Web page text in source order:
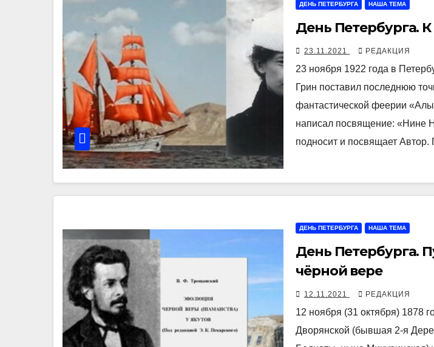
ДЕНЬ ПЕТЕРБУРГА НАША ТЕМА
День Петербурга.
23.11.2021 РЕДАКЦИЯ
23 ноября 1922 года в
Грин поставил последнюю
фантастической феерии
написал посвящение: «Нине
подносит и посвящает
ДЕНЬ ПЕТЕРБУРГА НАША ТЕМА
День Петербурга.
чёрной вере
12.11.2021 РЕДАКЦИЯ
12 ноября (31 октября) 1878
Дворянской (бывшая 2-я